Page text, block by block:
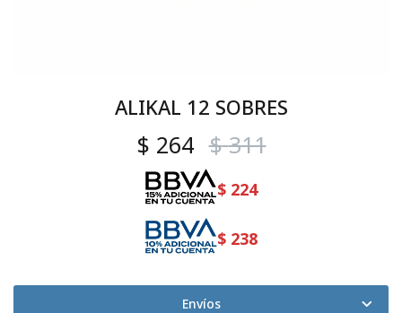
ALIKAL 12 SOBRES
$ 264 $ 311
$ 224
$ 238
Envíos